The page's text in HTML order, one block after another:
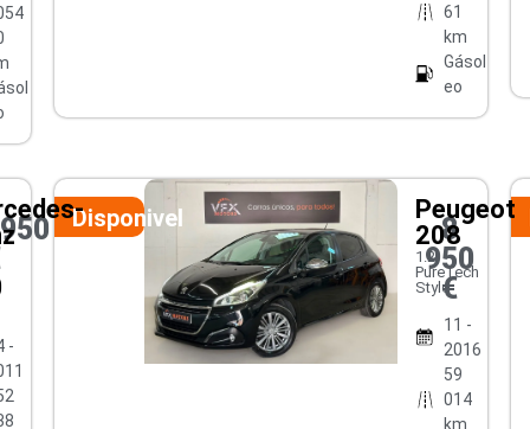
61
km
Gásol
eo
-
Disponivel
Peugeot
208
1.2
PureTech
Style
11 -
2016
59
014
km
8
950
€